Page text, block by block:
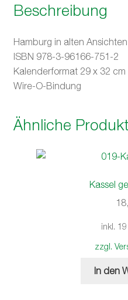
Beschreibung
Hamburg in alten Ansichten
ISBN 978-3-96166-751-2
Kalenderformat 29 x 32 cm
Wire-O-Bindung
Ähnliche
Kassel
inkl.
zzgl.
In den